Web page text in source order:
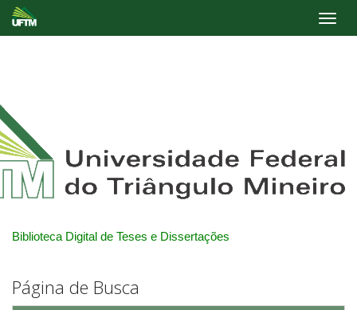
Biblioteca Digital de Teses e Dissertações
Página de Busca